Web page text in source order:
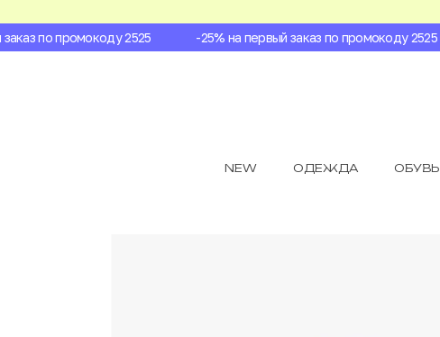
по промокоду 2525 -25% на первый заказ по промокоду 2525
NEW ОДЕЖДА ОБУВЬ